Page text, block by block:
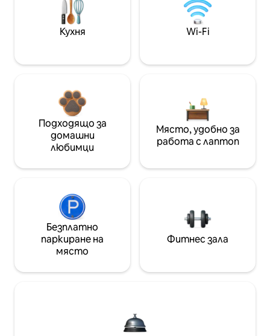
Кухня Wi-Fi
Подходящо за
домашни
любимци
Място, удобно за
работа с лаптоп
Безплатно
паркиране на
място
Фитнес зала